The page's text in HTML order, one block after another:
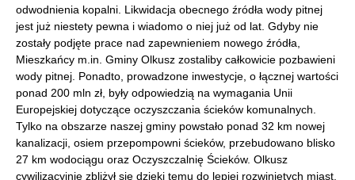
odwodnienia kopalni. Likwidacja obecnego źródła wody pitnej
jest już niestety pewna i wiadomo o niej już od lat. Gdyby nie
zostały podjęte prace nad zapewnieniem nowego źródła,
Mieszkańcy m.in. Gminy Olkusz zostaliby całkowicie pozbawieni
wody pitnej. Ponadto, prowadzone inwestycje, o łącznej wartości
ponad 200 mln zł, były odpowiedzią na wymagania Unii
Europejskiej dotyczące oczyszczania ścieków komunalnych.
Tylko na obszarze naszej gminy powstało ponad 32 km nowej
kanalizacji, osiem przepompowni ścieków, przebudowano blisko
27 km wodociągu oraz Oczyszczalnię Ścieków. Olkusz
cywilizacyjnie zbliżył się dzięki temu do lepiej rozwiniętych miast.